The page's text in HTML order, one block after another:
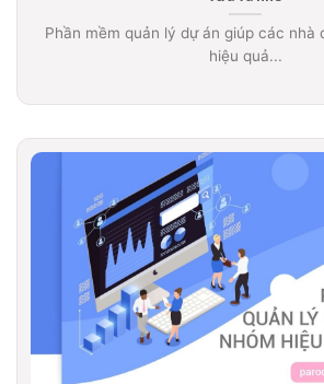
Phần mềm quản lý dự án giúp các nhà
hiệu quả...